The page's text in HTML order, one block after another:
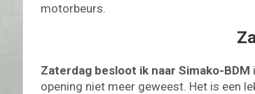
motorbeurs.
Zaterdag besloot ik naar Simako-BDM
opening niet meer geweest. Het is een